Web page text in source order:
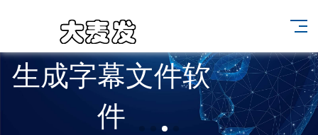
生成字幕文件软
件